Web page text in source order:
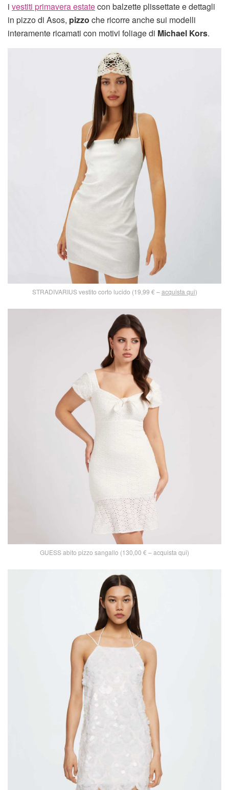
i vestiti primavera estatecon balzette plissettate e dettagli
in pizzo di Asos, pizzo che ricorre anche sui modelli
interamente ricamati con motivi foliage di Michael Kors.
STRADIVARIUS vestito corto lucido (19,99 € –acquista qui)
GUESS abito pizzo sangallo (130,00 € – acquista qui)